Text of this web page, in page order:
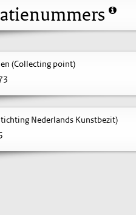
(Collecting point)
Nederlands Kunstbezit)